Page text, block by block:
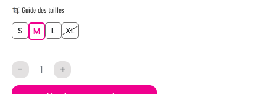
Guide des tailles
S MM L XLXL
- +